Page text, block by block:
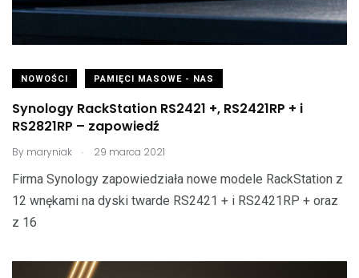
NOWOŚCI PAMIĘCI MASOWE - NAS
Synology RackStation RS2421 +, RS2421RP + i
RS2821RP – zapowiedź
By maryniak . 29 marca 2021
Firma Synology zapowiedziała nowe modele RackStation z
12 wnękami na dyski twarde RS2421 + i RS2421RP + oraz
z 16